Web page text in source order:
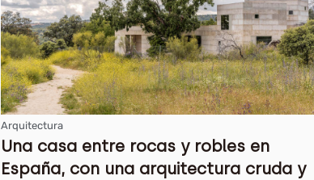
Arquitectura
Una casa entre rocas y robles en
España, con una arquitectura cruda y